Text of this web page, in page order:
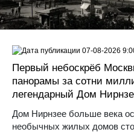
Первый небоскрёб
панорамы за сотни
легендарный Дом
Дом Нирнзее больше века
необычных жилых домов
07-08-2026